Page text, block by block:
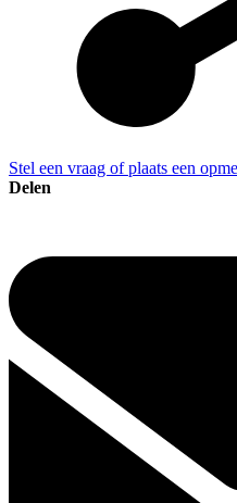
Stel een vraag of plaats een
Delen